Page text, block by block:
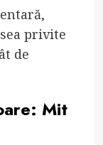
privite
de
Mit